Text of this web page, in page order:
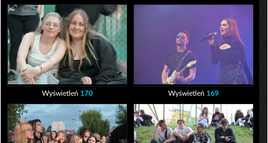
Wyświetleń 170 Wyświetleń 169